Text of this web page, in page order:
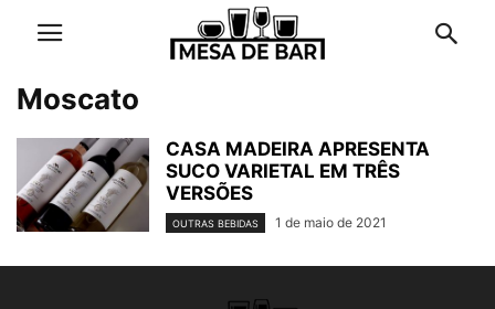
Moscato
CASA MADEIRA APRESENTA
SUCO VARIETAL EM TRÊS
VERSÕES
OUTRAS BEBIDAS 1 de maio de 2021